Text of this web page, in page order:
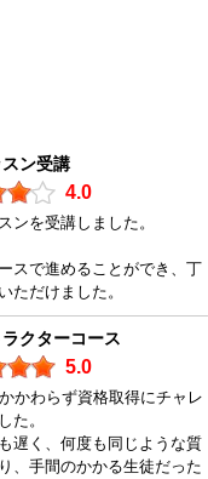
ン受講
4.0
ンを受講しました。
スで進めることができ、丁
ただけました。
クターコース
5.0
かわらず資格取得にチャレ
た。
遅く、何度も同じような質
、手間のかかる生徒だった